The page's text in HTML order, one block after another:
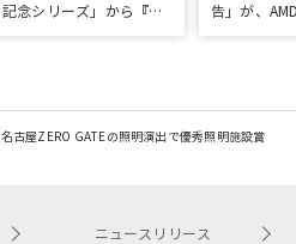
記念シリーズ」から『ラ
告」が、
名古屋ZERO GATEの照明演出で優秀照明施設賞
ニュースリリース